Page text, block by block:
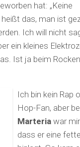
hat: „Keine
das, man ist
Ich will nicht
ein kleines
Ist ja beim
Ich bin kein Rap
Hop-Fan, aber
Marteria war
dass er eine